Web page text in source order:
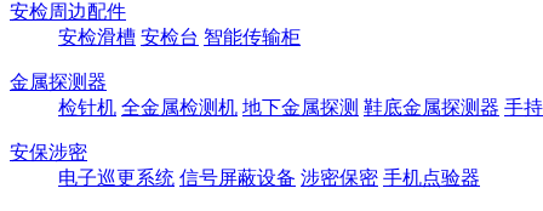
安检周边配件
安检滑槽 安检台 智能传输柜
金属探测器
检针机 全金属检测机 地下金属探测 鞋底金属探测器 手
安保涉密
电子巡更系统 信号屏蔽设备 涉密保密 手机点验器